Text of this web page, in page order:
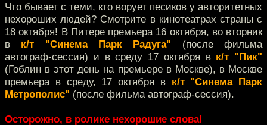
Что бывает с теми, кто ворует песиков у авторитетных
нехороших людей? Смотрите в кинотеатрах страны с
18 октября! В Питере премьера 16 октября, во вторник
в к/т "Синема Парк Радуга" (после фильма
автограф-сессия) и в среду 17 октября в к/т "Пик"
(Гоблин в этот день на премьере в Москве), в Москве
премьера в среду, 17 октября в к/т "Синема Парк
Метрополис" (после фильма автограф-сессия).
Осторожно, в ролике нехорошие слова!